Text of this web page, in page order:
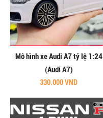
Mô hình xe Audi A7 tỷ lệ 1:24
(Audi A7)
330.000 VND